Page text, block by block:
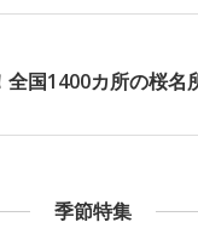
全国1400カ所の桜名
季節特集